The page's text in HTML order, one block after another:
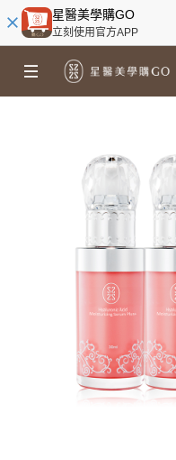
星醫美學購GO
立刻使用官方APP